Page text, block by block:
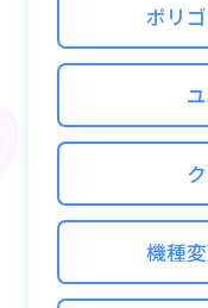
界突破の拡張
「ギガ超越の
界突破の拡張
※限界突破リセ
そのまま維持し
します
■超越の果実の
ポリ
機種